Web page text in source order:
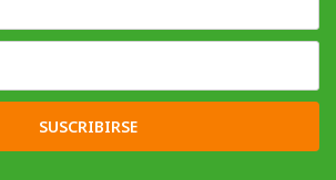
SUSCRIBIRSE